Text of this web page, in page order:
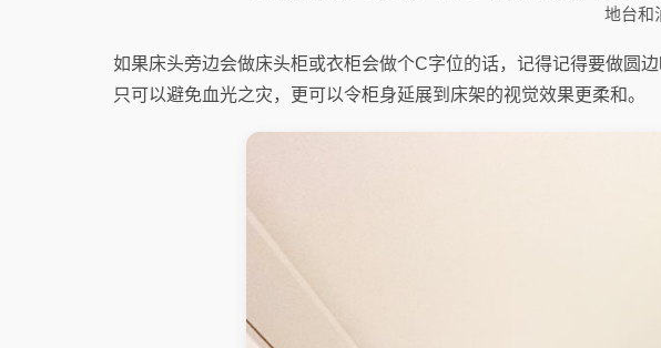
地台和
如果床头旁边会做床头柜或衣柜会做个C字位的话，记得记得要做圆
只可以避免血光之灾，更可以令柜身延展到床架的视觉效果更柔和。